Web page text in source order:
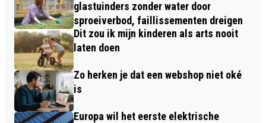
glastuinders zonder water door
sproeiverbod, faillissementen dreigen
Dit zou ik mijn kinderen als arts nooit
laten doen
Zo herken je dat een webshop niet oké
is
Europa wil het eerste elektrische